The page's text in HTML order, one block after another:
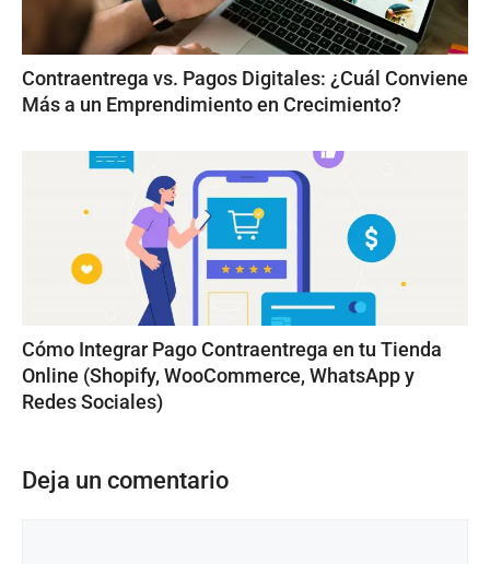
Contraentrega vs. Pagos Digitales: ¿Cuál Conviene
Más a un Emprendimiento en Crecimiento?
Cómo Integrar Pago Contraentrega en tu Tienda
Online (Shopify, WooCommerce, WhatsApp y
Redes Sociales)
Deja un comentario